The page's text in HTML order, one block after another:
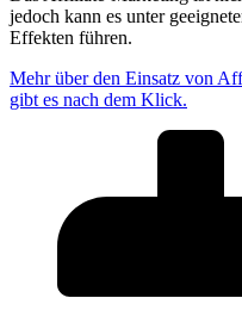
jedoch kann es unter
Effekten führen.
Mehr über den Einsatz von
gibt es nach dem Klick.